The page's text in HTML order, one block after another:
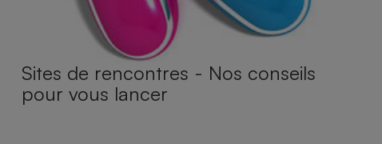
Sites de rencontres - Nos conseils
pour vous lancer